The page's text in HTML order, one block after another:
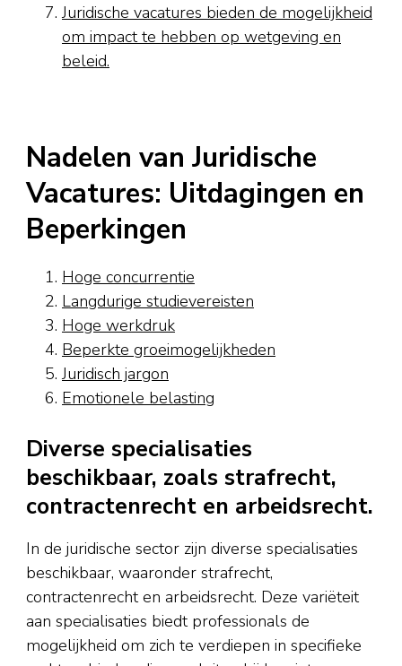
Juridische vacatures bieden de mogelijkheid
om impact te hebben op wetgeving en
beleid.
Nadelen van Juridische
Vacatures: Uitdagingen en
Beperkingen
Hoge concurrentie
Langdurige studievereisten
Hoge werkdruk
Beperkte groeimogelijkheden
Juridisch jargon
Emotionele belasting
Diverse specialisaties
beschikbaar, zoals strafrecht,
contractenrecht en arbeidsrecht.
In de juridische sector zijn diverse specialisaties
beschikbaar, waaronder strafrecht,
contractenrecht en arbeidsrecht. Deze variëteit
aan specialisaties biedt professionals de
mogelijkheid om zich te verdiepen in specifieke